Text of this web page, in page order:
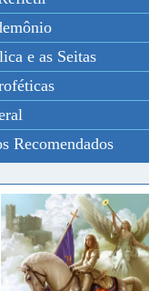
e as Seitas
Recomendados